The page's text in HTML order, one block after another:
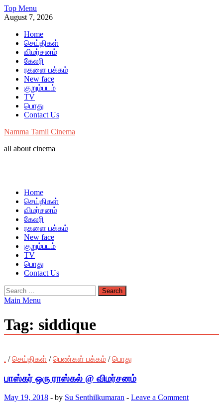
Skip
to
Top Menu
August 7, 2026
Home
செய்திகள்
விமர்சனம்
கேலரி
ரகளை பக்கம்
New face
குறும்படம்
TV
பொது
Contact Us
Namma Tamil Cinema
all about cinema
Home
செய்திகள்
விமர்சனம்
கேலரி
ரகளை பக்கம்
New face
குறும்படம்
TV
பொது
Contact Us
Search
for:
Main Menu
Tag: siddique
. /செய்திகள் /பெண்கள் பக்கம் /பொது
பாஸ்கர் ஒரு ராஸ்கல் @ விமர்சனம்
May 19, 2018 - by Su Senthilkumaran - Leave a Comment